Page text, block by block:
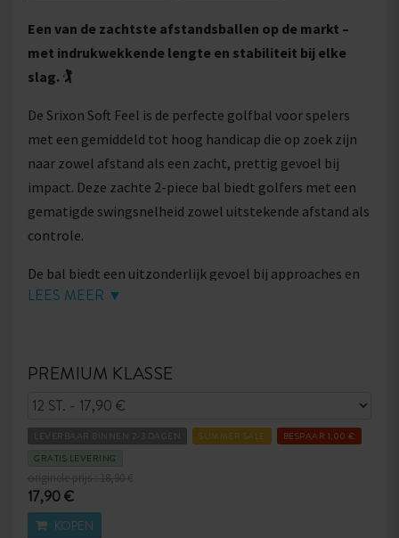
Een van de zachtste afstandsballen op de markt –
met indrukwekkende lengte en stabiliteit bij elke
slag. 🏌
De Srixon Soft Feel is de perfecte golfbal voor spelers
met een gemiddeld tot hoog handicap die op zoek zijn
naar zowel afstand als een zacht, prettig gevoel bij
impact. Deze zachte 2-piece bal biedt golfers met een
gematigde swingsnelheid zowel uitstekende afstand als
controle.
De bal biedt een uitzonderlijk gevoel bij approaches en
het korte spel, waardoor je meer controle en precisie
lengte en een stabiele vlucht bij elke slag.
Met de Soft Feel krijg je uitgebalanceerde prestaties die
zorgen voor meer afstand zonder in te leveren op
gevoel – de perfecte keuze om je spel naar een hoger
LEES MEER ▼
PREMIUM KLASSE
LEVERBAAR BINNEN 2-3 DAGEN SUMMER SALE
BESPAAR 1,00 €
GRATIS LEVERING
17,90 €
KOPEN